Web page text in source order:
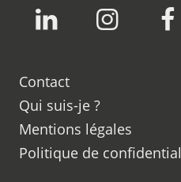
LinkedIn
Contact
Qui suis-je ?
Mentions légales
Politique de